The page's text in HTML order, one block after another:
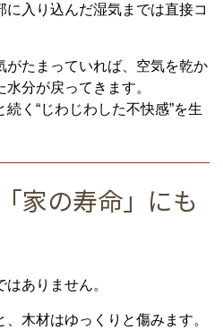
入り込んだ湿気までは直接コ
がたまっていれば、空気を乾か
分が戻ってきます。
く“じわじわした不快感”を生
家の寿命」にも
ありません。
木材はゆっくりと傷みます。